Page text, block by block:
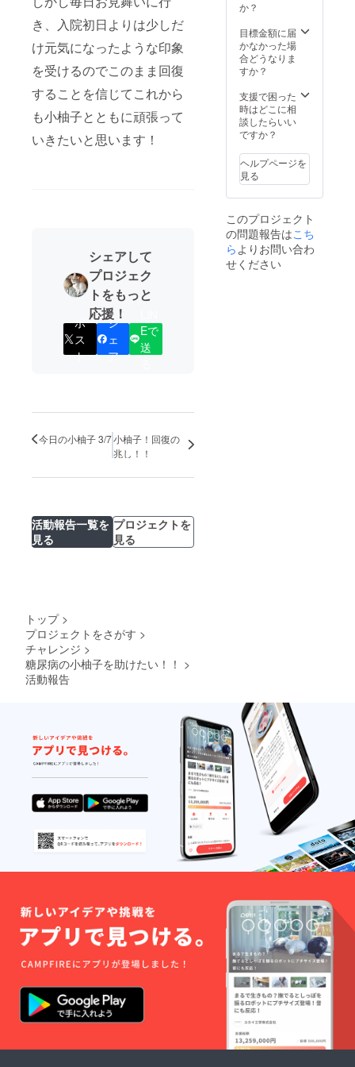
き、入院初日よりは少しだ
け元気になったような印象
を受けるのでこのまま回復
することを信じてこれから
も小柚子とともに頑張って
いきたいと思います！
シェアして
プロジェク
トをもっと
応援！
ポ
ス
ト
シ
ェ
ア
Eで
送
今日の小柚子 3/7小柚子！回復の
兆し！！
活動報告一覧を
見る
プロジェクトを
見る
か？
目標金額に届
かなかった場
合どうなりま
すか？
支援で困った
時はどこに相
談したらいい
ですか？
ヘルプページを
見る
このプロジェクト
の問題報告はこち
らよりお問い合わ
せください
トップ >
プロジェクトをさがす >
チャレンジ >
糖尿病の小柚子を助けたい！！ >
活動報告